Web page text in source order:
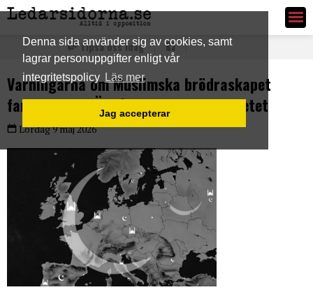
Denna sida använder sig av cookies, samt
lagrar personuppgifter enligt vår
integritetspolicy Läs mer
Jag accepterar
Ledarsidorna.se
Tipsa oss idag
Varningarna om Muslimska brödraskapet
fanns 1995 – Ändå fortsatte samarbetet
Lördag 9 maj 2026